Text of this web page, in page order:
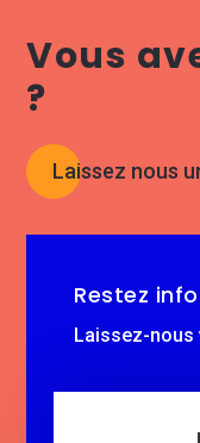
Vous
?
Laissez nous
Restez
Laissez-nous